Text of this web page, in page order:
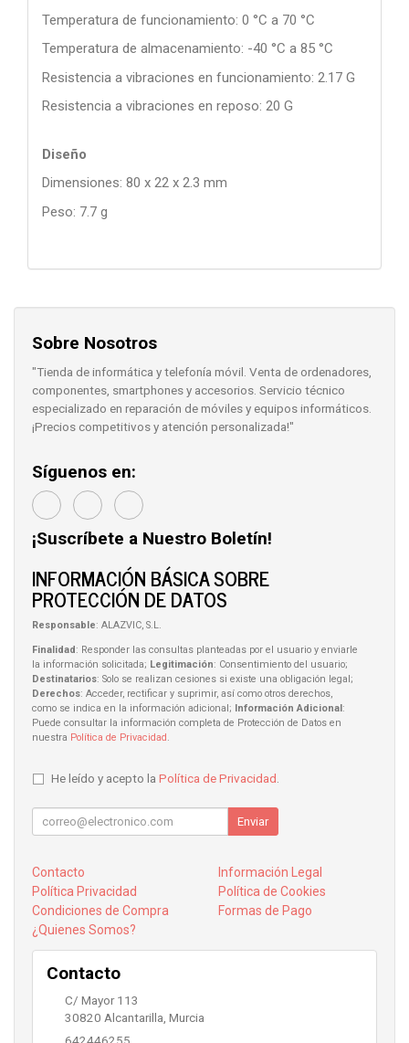
Temperatura de funcionamiento: 0 °C a 70 °C
Temperatura de almacenamiento: -40 °C a 85 °C
Resistencia a vibraciones en funcionamiento: 2.17 G
Resistencia a vibraciones en reposo: 20 G
Diseño
Dimensiones: 80 x 22 x 2.3 mm
Peso: 7.7 g
Sobre Nosotros
"Tienda de informática y telefonía móvil. Venta de ordenadores,
componentes, smartphones y accesorios. Servicio técnico
especializado en reparación de móviles y equipos informáticos.
¡Precios competitivos y atención personalizada!"
Síguenos en:
¡Suscríbete a Nuestro Boletín!
INFORMACIÓN BÁSICA SOBRE
PROTECCIÓN DE DATOS
Responsable: ALAZVIC, S.L.
Finalidad: Responder las consultas planteadas por el usuario y enviarle
la información solicitada; Legitimación: Consentimiento del usuario;
Destinatarios: Solo se realizan cesiones si existe una obligación legal;
Derechos: Acceder, rectificar y suprimir, así como otros derechos,
como se indica en la información adicional; Información Adicional:
Puede consultar la información completa de Protección de Datos en
nuestra Política de Privacidad.
He leído y acepto la Política de Privacidad
Enviar
Contacto
Información Legal
Política Privacidad
Política de Cookies
Condiciones de Compra
Formas de Pago
¿Quienes Somos?
Contacto
C/ Mayor 113
30820 Alcantarilla Murcia